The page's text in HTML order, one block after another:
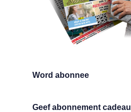
Word abonnee
Geef abonnement cadeau